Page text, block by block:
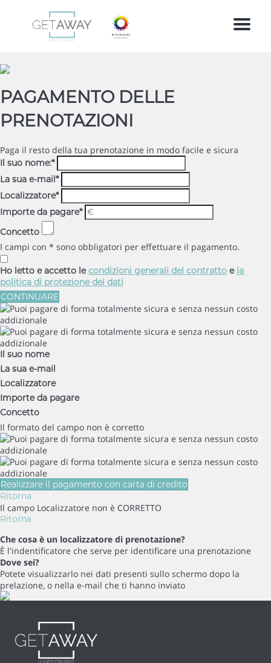
Menu
PAGAMENTO DELLE
PRENOTAZIONI
Paga il resto della tua prenotazione in modo facile e sicura
Il suo nome:*
La sua e-mail*
Localizzatore*
Importe da pagare*
Concetto
I campi con * sono obbligatori per effettuare il pagamento.
Ho letto e accetto lecondizioni generali del contratto e la
politica di protezione dei dati
CONTINUARE
Il suo nome
La sua e-mail
Localizzatore
Importe da pagare
Concetto
Il formato del campo non è corretto
Realizzare il pagamento con carta di credito
Ritorna
Il campo Localizzatore non è CORRETTO
Ritorna
Che cosa è un localizzatore di prenotazione?
È l'indentificatore che serve per identificare una prenotazione
Dove sei?
Potete visualizzarlo nei dati presenti sullo schermo dopo la
prelazione, o nella e-mail che ti hanno inviato